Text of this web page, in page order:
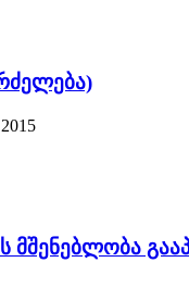
მშენებლობა